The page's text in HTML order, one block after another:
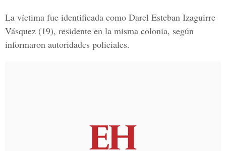
La víctima fue identificada como Darel Esteban Izaguirre
Vásquez (19), residente en la misma colonia, según
informaron autoridades policiales.